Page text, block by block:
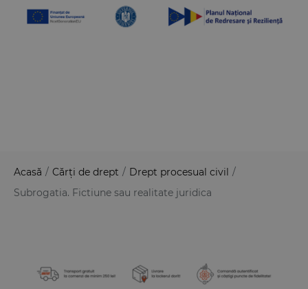
Acasă / Cărți de drept / Drept procesual civil /
Subrogatia. Fictiune sau realitate juridica